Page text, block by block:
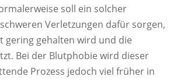
soll ein solcher
Verletzungen dafür sorgen,
gering gehalten wird und die
Bei der Blutphobie wird dieser
Prozess jedoch viel früher in